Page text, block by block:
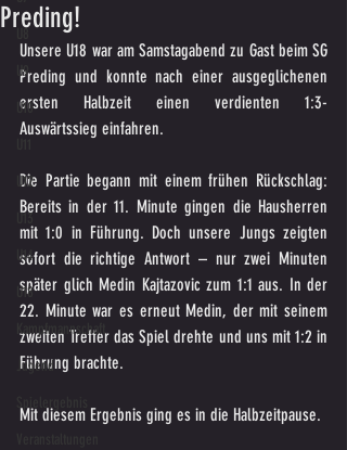
U8
U9
U10
U12
U13
U14
U18
Kampfmannschaft
Jugend
Preding!
Unsere U18 war am Samstagabend zu Gast beim SG
Preding und konnte nach einer ausgeglichenen
ersten Halbzeit einen verdienten 1:3-
Auswärtssieg einfahren.
Die Partie begann mit einem frühen Rückschlag:
Bereits in der 11. Minute gingen die Hausherren
mit 1:0 in Führung. Doch unsere Jungs zeigten
sofort die richtige Antwort – nur zwei Minuten
später glich Medin Kajtazovic zum 1:1 aus. In der
22. Minute war es erneut Medin, der mit seinem
zweiten Treffer das Spiel drehte und uns mit 1:2 in
Führung brachte.
Mit diesem Ergebnis ging es in die Halbzeitpause.